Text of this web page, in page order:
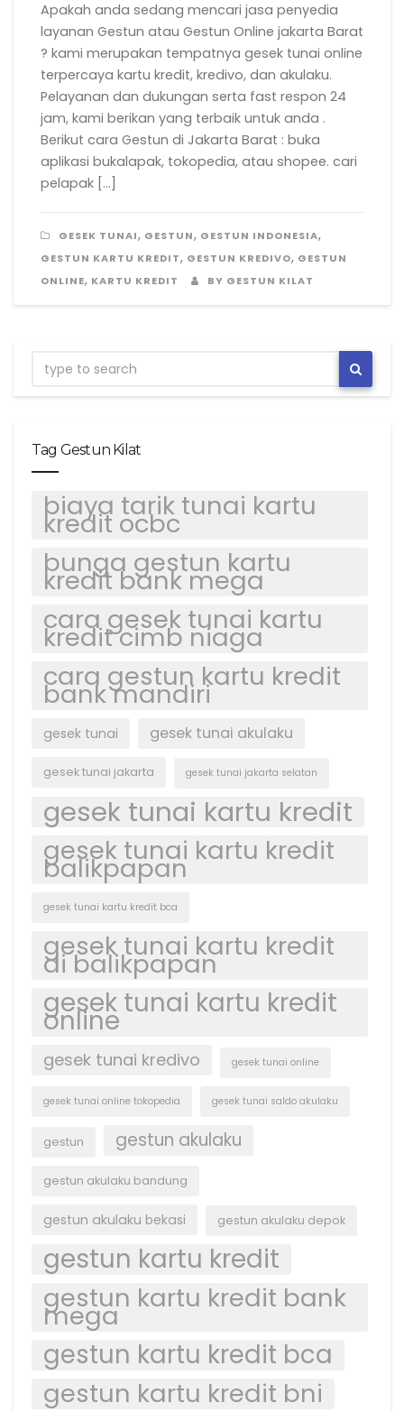
Apakah anda sedang mencari jasa penyedia
layanan Gestun atau Gestun Online jakarta Barat
? kami merupakan tempatnya gesek tunai online
terpercaya kartu kredit, kredivo, dan akulaku.
Pelayanan dan dukungan serta fast respon 24
jam, kami berikan yang terbaik untuk anda .
Berikut cara Gestun di Jakarta Barat : buka
aplikasi bukalapak, tokopedia, atau shopee. cari
pelapak […]
GESEK TUNAI, GESTUN, GESTUN INDONESIA,
GESTUN KARTU KREDIT, GESTUN KREDIVO, GESTUN
ONLINE, KARTU KREDIT BY GESTUN KILAT
Tag Gestun Kilat
biaya tarik tunai kartu
kredit ocbc
bunga gestun kartu
kredit bank mega
cara gesek tunai kartu
kredit cimb niaga
cara gestun kartu kredit
bank mandiri
gesek tunai gesek tunai akulaku
gesek tunai jakarta gesek tunai jakarta selatan
gesek tunai kartu kredit
gesek tunai kartu kredit
balikpapan
gesek tunai kartu kredit bca
gesek tunai kartu kredit
di balikpapan
gesek tunai kartu kredit
online
gesek tunai kredivo gesek tunai online
gesek tunai online tokopedia gesek tunai saldo akulaku
gestun gestun akulaku
gestun akulaku bandung
gestun akulaku bekasi gestun akulaku depok
gestun kartu kredit
gestun kartu kredit bank
mega
gestun kartu kredit bca
gestun kartu kredit bni